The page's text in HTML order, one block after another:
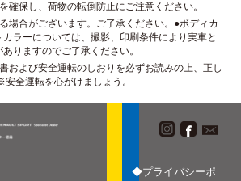
確保し、荷物の転倒防止にご注意ください。
場合がございます。ご了承ください。●ボディカ
ラーについては、撮影、印刷条件により実車と
りますのでご了承ください。
および安全運転のしおりを必ずお読みの上、正し
全運転を心がけましょう。
◆プライバシーポ